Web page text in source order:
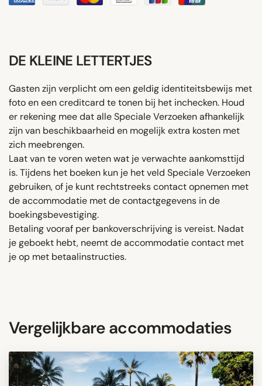
DE KLEINE LETTERTJES
Gasten zijn verplicht om een ​​geldig identiteitsbewijs met
foto en een creditcard te tonen bij het inchecken. Houd
er rekening mee dat alle Speciale Verzoeken afhankelijk
zijn van beschikbaarheid en mogelijk extra kosten met
zich meebrengen.
Laat van te voren weten wat je verwachte aankomsttijd
is. Tijdens het boeken kun je het veld Speciale Verzoeken
gebruiken, of je kunt rechtstreeks contact opnemen met
de accommodatie met de contactgegevens in de
boekingsbevestiging.
Betaling vooraf per bankoverschrijving is vereist. Nadat
je geboekt hebt, neemt de accommodatie contact met
je op met betaalinstructies.
Vergelijkbare accommodaties